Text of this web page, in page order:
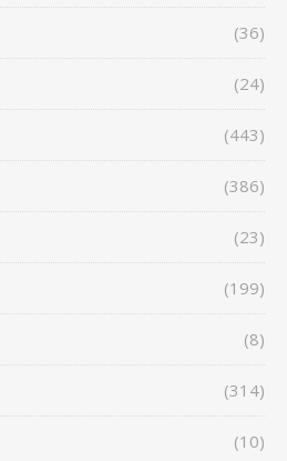
(36)
(24)
(443)
(386)
(23)
(199)
(8)
(314)
(10)